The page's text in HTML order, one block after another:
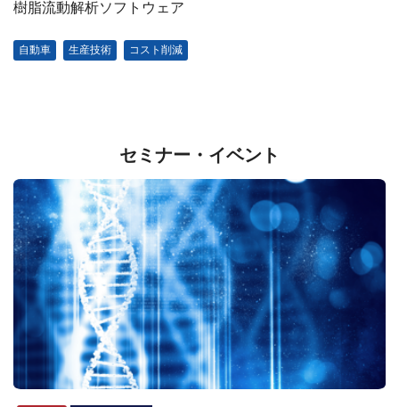
樹脂流動解析ソフトウェア
自動車 生産技術 コスト削減
セミナー・イベント